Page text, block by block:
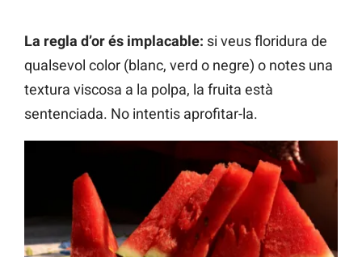
La regla d’or és implacable: si veus floridura de
qualsevol color (blanc, verd o negre) o notes una
textura viscosa a la polpa, la fruita està
sentenciada. No intentis aprofitar-la.